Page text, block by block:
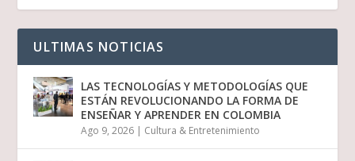
ULTIMAS NOTICIAS
LAS TECNOLOGÍAS Y METODOLOGÍAS QUE
ESTÁN REVOLUCIONANDO LA FORMA DE
ENSEÑAR Y APRENDER EN COLOMBIA
Ago 9, 2026 | Cultura & Entretenimiento